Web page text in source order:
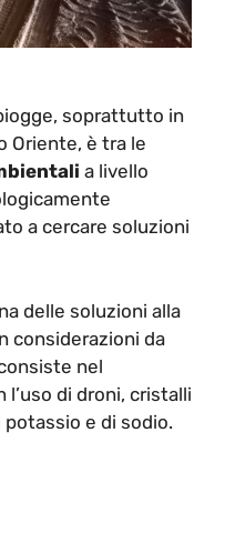
soprattutto in
Oriente, è tra le
a livello
a cercare soluzioni
delle soluzioni alla
considerazioni da
nel
l’uso di droni, cristalli
potassio e di sodio.